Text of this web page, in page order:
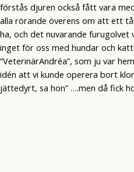
förstås djuren också fått vara
alla rörande överens om att ett
ha, och det nuvarande
inget för oss med hundar och
”VeterinärAndréa”, som ju var
idén att vi kunde operera bort
jättedyrt, sa hon” ….men då fick